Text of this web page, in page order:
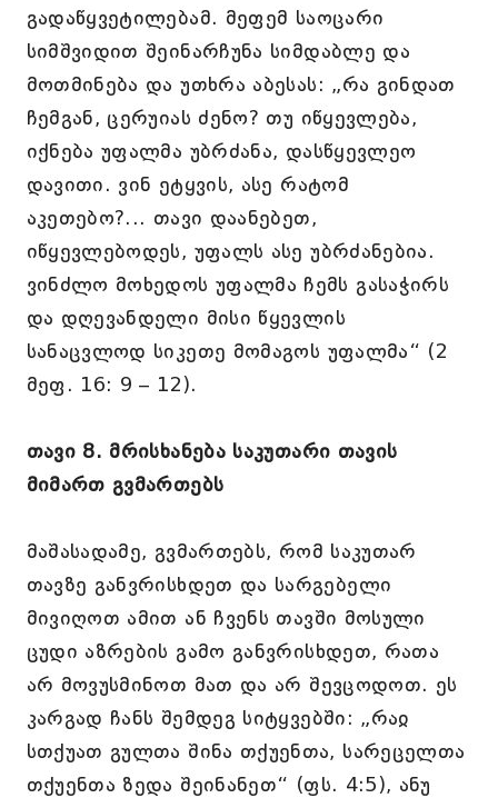
გადაწყვეტილებამ. მეფემ საოცარი
სიმშვიდით შეინარჩუნა სიმდაბლე და
მოთმინება და უთხრა აბესას: „რა გინდათ
ჩემგან, ცერუიას ძენო? თუ იწყევლება,
იქნება უფალმა უბრძანა, დასწყევლეო
დავითი. ვინ ეტყვის, ასე რატომ
აკეთებო?... თავი დაანებეთ,
იწყევლებოდეს, უფალს ასე უბრძანებია.
ვინძლო მოხედოს უფალმა ჩემს გასაჭირს
და დღევანდელი მისი წყევლის
სანაცვლოდ სიკეთე მომაგოს უფალმა“ (2
მეფ. 16: 9 – 12).
თავი 8. მრისხანება საკუთარი თავის
მიმართ გვმართებს
მაშასადამე, გვმართებს, რომ საკუთარ
თავზე განვრისხდეთ და სარგებელი
მივიღოთ ამით ან ჩვენს თავში მოსული
ცუდი აზრების გამო განვრისხდეთ, რათა
არ მოვუსმინოთ მათ და არ შევცოდოთ. ეს
კარგად ჩანს შემდეგ სიტყვებში: „რაჲ
სთქუათ გულთა შინა თქუენთა, სარეცელთა
თქუენთა ზედა შეინანეთ“ (ფს. 4:5), ანუ